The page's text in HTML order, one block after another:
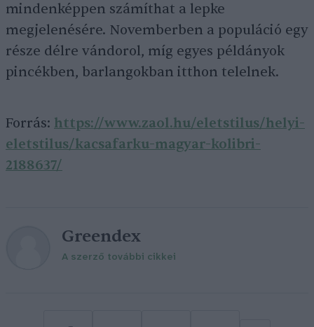
mindenképpen számíthat a lepke
megjelenésére. Novemberben a populáció egy
része délre vándorol, míg egyes példányok
pincékben, barlangokban itthon telelnek.
Forrás: https://www.zaol.hu/eletstilus/helyi-
eletstilus/kacsafarku-magyar-kolibri-
2188637/
Greendex
A szerző további cikkei